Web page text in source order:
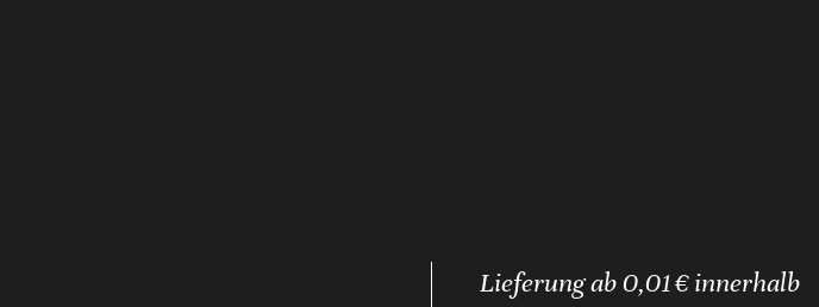
Lieferung ab 0,01 € innerhalb